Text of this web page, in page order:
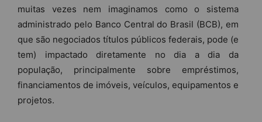
muitas vezes nem imaginamos como o sistema
administrado pelo Banco Central do Brasil (BCB), em
que são negociados títulos públicos federais, pode (e
tem) impactado diretamente no dia a dia da
população, principalmente sobre empréstimos,
financiamentos de imóveis, veículos, equipamentos e
projetos.